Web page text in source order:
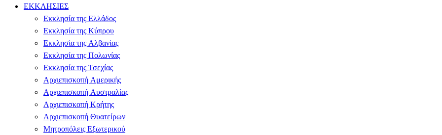
ΕΚΚΛΗΣΙΕΣ
Εκκλησία της Ελλάδος
Εκκλησία της Κύπρου
Εκκλησία της Αλβανίας
Εκκλησία της Πολωνίας
Εκκλησία της Τσεχίας
Αρχιεπισκοπή Αμερικής
Αρχιεπισκοπή Αυστραλίας
Αρχιεπισκοπή Κρήτης
Αρχιεπισκοπή Θυατείρων
Μητροπόλεις Εξωτερικού